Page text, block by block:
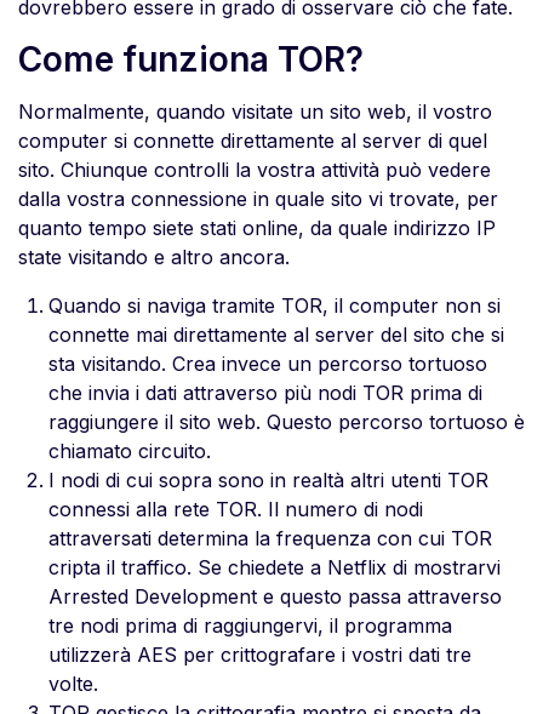
dovrebbero essere in grado di osservare ciò che fate.
Come funziona TOR?
Normalmente, quando visitate un sito web, il vostro
computer si connette direttamente al server di quel
sito. Chiunque controlli la vostra attività può vedere
dalla vostra connessione in quale sito vi trovate, per
quanto tempo siete stati online, da quale indirizzo IP
state visitando e altro ancora.
Quando si naviga tramite TOR, il computer non si
connette mai direttamente al server del sito che si
sta visitando. Crea invece un percorso tortuoso
che invia i dati attraverso più nodi TOR prima di
raggiungere il sito web. Questo percorso tortuoso è
chiamato circuito.
I nodi di cui sopra sono in realtà altri utenti TOR
connessi alla rete TOR. Il numero di nodi
attraversati determina la frequenza con cui TOR
cripta il traffico. Se chiedete a Netflix di mostrarvi
Arrested Development e questo passa attraverso
tre nodi prima di raggiungervi, il programma
utilizzerà AES per crittografare i vostri dati tre
volte.